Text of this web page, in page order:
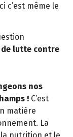
c’est même le
de lutte contre
nos
! C’est
matière
La